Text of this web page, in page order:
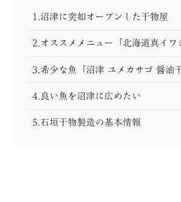
1.沼津に突如オープンした干物屋
2.オススメメニュー「北海道真イワ
3.希少な魚「沼津 ユメカサゴ 醤油
4.良い魚を沼津に広めたい
5.石垣干物製造の基本情報